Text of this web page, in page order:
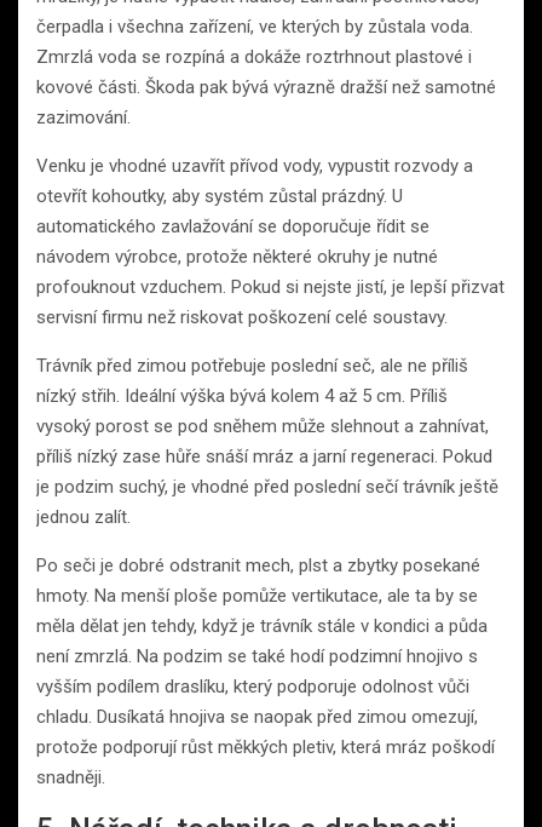
čerpadla i všechna zařízení, ve kterých by zůstala voda.
Zmrzlá voda se rozpíná a dokáže roztrhnout plastové i
kovové části. Škoda pak bývá výrazně dražší než samotné
zazimování.
Venku je vhodné uzavřít přívod vody, vypustit rozvody a
otevřít kohoutky, aby systém zůstal prázdný. U
automatického zavlažování se doporučuje řídit se
návodem výrobce, protože některé okruhy je nutné
profouknout vzduchem. Pokud si nejste jistí, je lepší přizvat
servisní firmu než riskovat poškození celé soustavy.
Trávník před zimou potřebuje poslední seč, ale ne příliš
nízký střih. Ideální výška bývá kolem 4 až 5 cm. Příliš
vysoký porost se pod sněhem může slehnout a zahnívat,
příliš nízký zase hůře snáší mráz a jarní regeneraci. Pokud
je podzim suchý, je vhodné před poslední sečí trávník ještě
jednou zalít.
Po seči je dobré odstranit mech, plst a zbytky posekané
hmoty. Na menší ploše pomůže vertikutace, ale ta by se
měla dělat jen tehdy, když je trávník stále v kondici a půda
není zmrzlá. Na podzim se také hodí podzimní hnojivo s
vyšším podílem draslíku, který podporuje odolnost vůči
chladu. Dusíkatá hnojiva se naopak před zimou omezují,
protože podporují růst měkkých pletiv, která mráz poškodí
snadněji.